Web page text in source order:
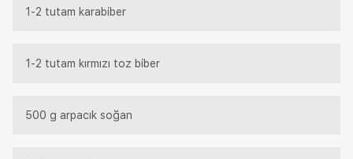
1-2 tutam karabiber
1-2 tutam kırmızı toz biber
500 g arpacık soğan